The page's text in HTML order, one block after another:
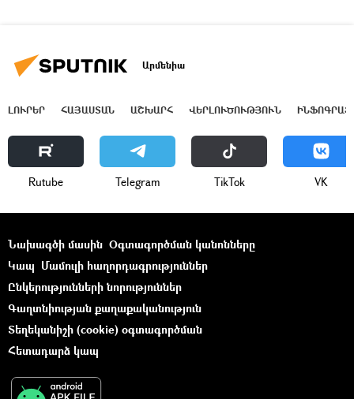
Արմենիա
ԼՈՒՐԵՐ ՀԱՅԱՍՏԱՆ ԱՇԽԱՐՀ ՎԵՐԼՈՒԾՈՒԹՅՈՒՆ
Rutube Telegram ТikТоk VK
Նախագծի մասին Օգտագործման կանոնները
Կապ Մամուլի հաղորդագրություններ
Ընկերությունների նորություններ
Գաղտնիության քաղաքականություն
Տեղեկանիշի (cookie) օգտագործման
Հետադարձ կապ